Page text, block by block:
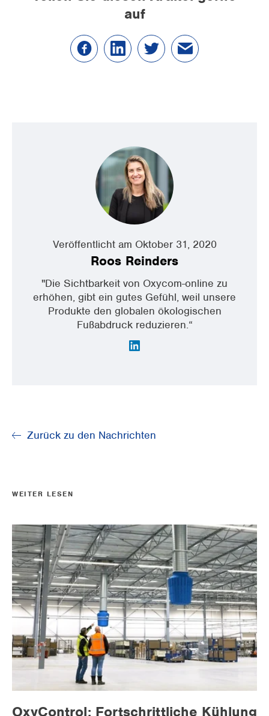
auf
Veröffentlicht am Oktober 31, 2020
Roos Reinders
"Die Sichtbarkeit von Oxycom-online zu
erhöhen, gibt ein gutes Gefühl, weil unsere
Produkte den globalen ökologischen
Fußabdruck reduzieren.“
Zurück zu den Nachrichten
WEITER LESEN
OxyControl: Fortschrittliche Kühlung